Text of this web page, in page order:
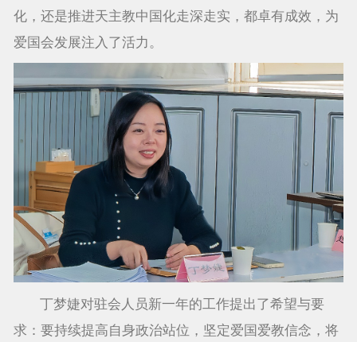
化，还是推进天主教中国化走深走实，都卓有成效，为
爱国会发展注入了活力。
丁梦婕对驻会人员新一年的工作提出了希望与要
求：要持续提高自身政治站位，坚定爱国爱教信念，将